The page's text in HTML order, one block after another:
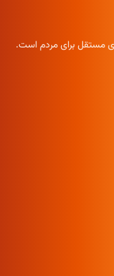
مستقل برای مردم است.